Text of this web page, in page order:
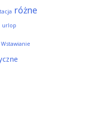
różne
urlop
Wstawianie